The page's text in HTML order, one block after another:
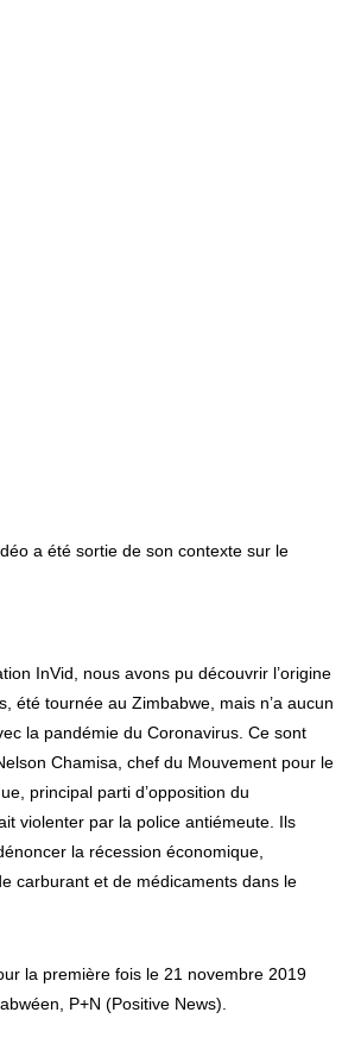
a été sortie de son contexte sur le
InVid, nous avons pu découvrir l’origine
été tournée au Zimbabwe, mais n’a aucun
la pandémie du Coronavirus. Ce sont
Chamisa, chef du Mouvement pour le
principal parti d’opposition du
violenter par la police antiémeute. Ils
la récession économique,
carburant et de médicaments dans le
la première fois le 21 novembre 2019
P+N (Positive News).